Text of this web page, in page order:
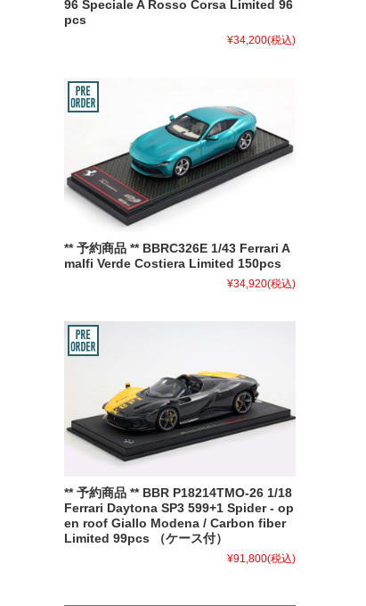
96 Speciale A Rosso Corsa Limited 96
pcs
¥34,200(税込)
** 予約商品 ** BBRC326E 1/43 Ferrari A
malfi Verde Costiera Limited 150pcs
¥34,920(税込)
** 予約商品 ** BBR P18214TMO-26 1/18
Ferrari Daytona SP3 599+1 Spider - op
en roof Giallo Modena / Carbon fiber
Limited 99pcs （ケース付）
¥91,800(税込)